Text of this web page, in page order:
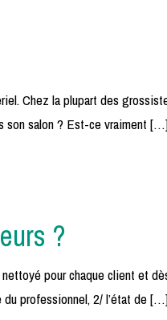
Chez la plupart des
son salon ? Est-ce vraiment
?
pour chaque client et
du professionnel, 2/ l’état de